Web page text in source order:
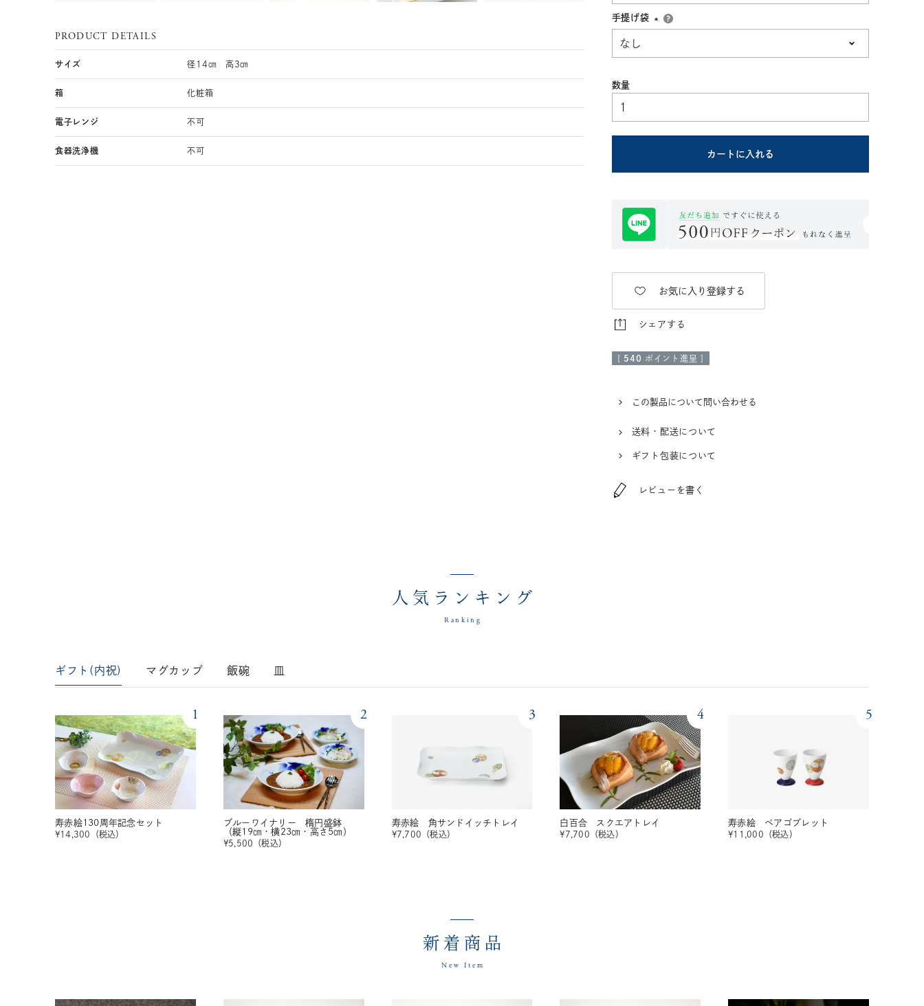
PRODUCT DETAILS
サイズ 径14㎝ 高3㎝
箱 化粧箱
電子レンジ 不可
食器洗浄機 不可
手提げ袋
カートに入れる
お気に入り登録する
シェアする
540 ポイント進呈 ]
この製品について問い合わせる
送料・配送について
ギフト包装について
レビューを書く
人気ランキング
Ranking
ギフト(内祝) マグカップ 飯碗 皿
1
寿赤絵130周年記念セット
¥14,300 （税込）
2
ブルーワイナリー 楕円盛鉢
（縦19㎝・横23㎝・高さ5㎝）
¥5,500 （税込）
3
寿赤絵 角サンドイッチトレイ
¥7,700 （税込）
4
白百合 スクエアトレイ
¥7,700 （税込）
5
寿赤絵 ペアゴブレット
¥11,000 （税込）
新着商品
New Item